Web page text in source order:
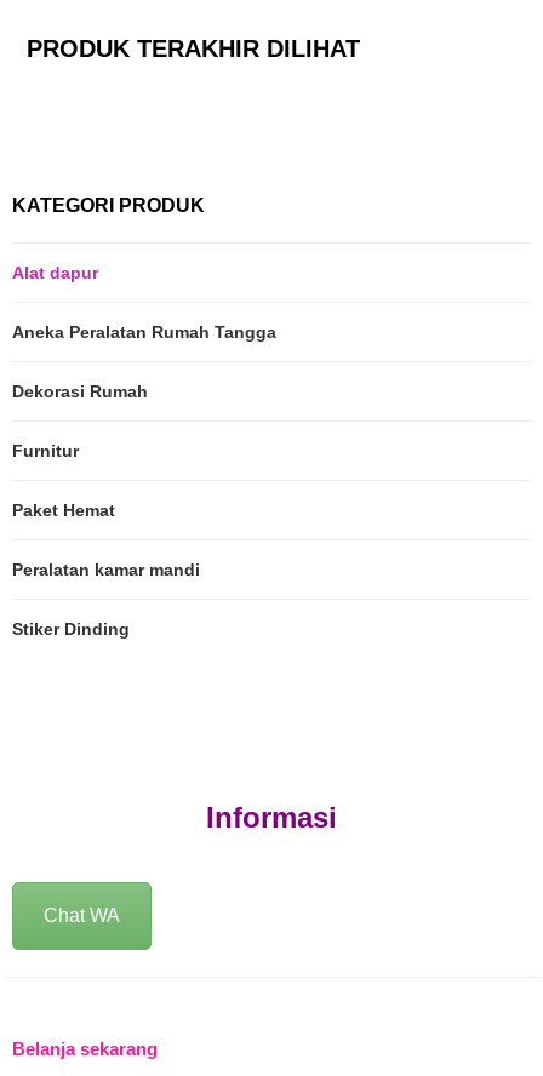
PRODUK TERAKHIR DILIHAT
KATEGORI PRODUK
Alat dapur
Aneka Peralatan Rumah Tangga
Dekorasi Rumah
Furnitur
Paket Hemat
Peralatan kamar mandi
Stiker Dinding
Informasi
Chat WA
Belanja sekarang